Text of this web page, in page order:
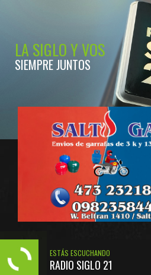
LA SIGLO Y VOS
SIEMPRE JUNTOS
ESTÁS ESCUCHANDO
RADIO SIGLO 21